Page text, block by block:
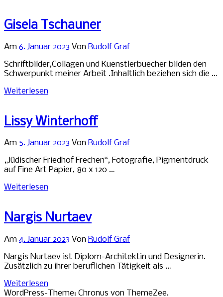
Gisela Tschauner
Am 6. Januar 2023 Von Rudolf Graf
Schriftbilder,Collagen und Kuenstlerbuecher bilden den
Schwerpunkt meiner Arbeit .Inhaltlich beziehen sich die …
Weiterlesen
Lissy Winterhoff
Am 5. Januar 2023 Von Rudolf Graf
„Jüdischer Friedhof Frechen“, Fotografie, Pigmentdruck
auf Fine Art Papier, 80 x 120 …
Weiterlesen
Nargis Nurtaev
Am 4. Januar 2023 Von Rudolf Graf
Nargis Nurtaev ist Diplom-Architektin und Designerin.
Zusätzlich zu ihrer beruflichen Tätigkeit als …
Weiterlesen
WordPress-Theme: Chronus von ThemeZee.